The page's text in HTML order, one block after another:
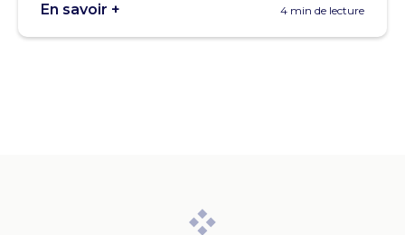
En savoir + 4 min de lecture